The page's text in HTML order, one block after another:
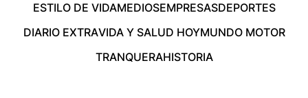
ESTILO DE VIDAMEDIOSEMPRESASDEPORTES
DIARIO EXTRAVIDA Y SALUD HOYMUNDO MOTOR
TRANQUERAHISTORIA